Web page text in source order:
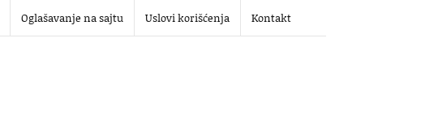
Oglašavanje na sajtu Uslovi korišćenja Kontakt